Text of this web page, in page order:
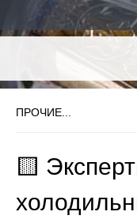
ПРОЧИЕ...
🟨